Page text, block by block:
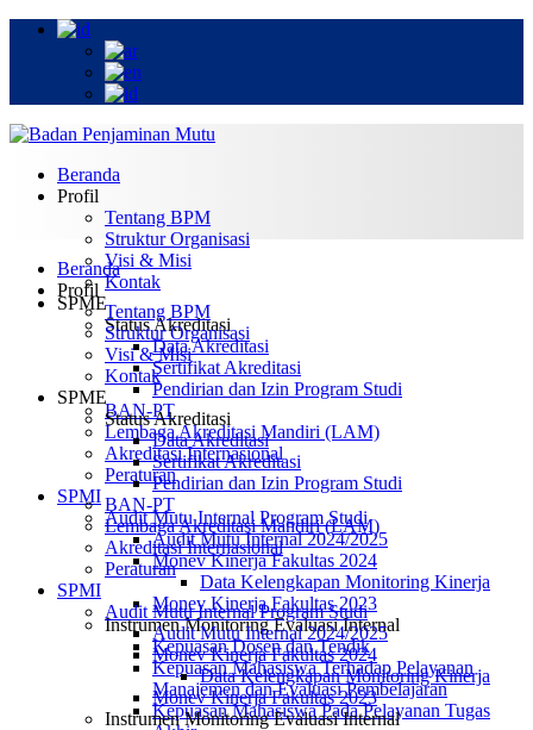
Beranda
Profil
Tentang BPM
Struktur Organisasi
Visi & Misi
Kontak
SPME
Status Akreditasi
Data Akreditasi
Sertifikat Akreditasi
Pendirian dan Izin Program Studi
BAN-PT
Lembaga Akreditasi Mandiri (LAM)
Akreditasi Internasional
Peraturan
SPMI
Audit Mutu Internal Program Studi
Audit Mutu Internal 2024/2025
Monev Kinerja Fakultas 2024
Data Kelengkapan Monitoring Kinerja
Monev Kinerja Fakultas 2023
Instrumen Monitoring Evaluasi Internal
Kepuasan Dosen dan Tendik
Kepuasan Mahasiswa Terhadap Pelayanan
Manajemen dan Evaluasi Pembelajaran
Kepuasan Mahasiswa Pada Pelayanan Tugas
Beranda
Profil
Tentang BPM
Struktur Organisasi
Visi & Misi
Kontak
SPME
Status Akreditasi
Data Akreditasi
Sertifikat Akreditasi
Pendirian dan Izin Program Studi
BAN-PT
Lembaga Akreditasi Mandiri (LAM)
Akreditasi Internasional
Peraturan
SPMI
Audit Mutu Internal Program Studi
Audit Mutu Internal 2024/2025
Monev Kinerja Fakultas 2024
Data Kelengkapan Monitoring Kinerja
Monev Kinerja Fakultas 2023
Instrumen Monitoring Evaluasi Internal